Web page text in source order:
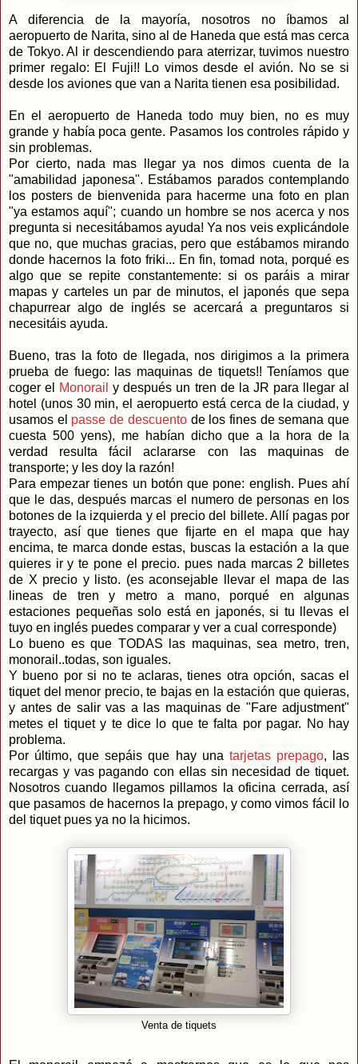
A diferencia de la mayoría, nosotros no íbamos al
aeropuerto de Narita, sino al de Haneda que está mas cerca
de Tokyo. Al ir descendiendo para aterrizar, tuvimos nuestro
primer regalo: El Fuji!! Lo vimos desde el avión. No se si
desde los aviones que van a Narita tienen esa posibilidad.
En el aeropuerto de Haneda todo muy bien, no es muy
grande y había poca gente. Pasamos los controles rápido y
sin problemas.
Por cierto, nada mas llegar ya nos dimos cuenta de la
"amabilidad japonesa". Estábamos parados contemplando
los posters de bienvenida para hacerme una foto en plan
"ya estamos aquí"; cuando un hombre se nos acerca y nos
pregunta si necesitábamos ayuda! Ya nos veis explicándole
que no, que muchas gracias, pero que estábamos mirando
donde hacernos la foto friki... En fin, tomad nota, porqué es
algo que se repite constantemente: si os paráis a mirar
mapas y carteles un par de minutos, el japonés que sepa
chapurrear algo de inglés se acercará a preguntaros si
necesitáis ayuda.
Bueno, tras la foto de llegada, nos dirigimos a la primera
prueba de fuego: las maquinas de tiquets!! Teníamos que
coger el
Monorail y después un tren de la JR para llegar al
hotel (unos 30 min, el aeropuerto está cerca de la ciudad, y
usamos el passe de descuentode los fines de semana que
cuesta 500 yens), me habían dicho que a la hora de la
verdad resulta fácil aclararse con las maquinas de
transporte; y les doy la razón!
Para empezar tienes un botón que pone: english. Pues ahí
que le das, después marcas el numero de personas en los
botones de la izquierda y el precio del billete. Allí pagas por
trayecto, así que tienes que fijarte en el mapa que hay
encima, te marca donde estas, buscas la estación a la que
quieres ir y te pone el precio. pues nada marcas 2 billetes
de X precio y listo. (es aconsejable llevar el mapa de las
lineas de tren y metro a mano, porqué en algunas
estaciones pequeñas solo está en japonés, si tu llevas el
tuyo en inglés puedes comparar y ver a cual corresponde)
Lo bueno es que TODAS las maquinas, sea metro, tren,
monorail..todas, son iguales.
Y bueno por si no te aclaras, tienes otra opción, sacas el
tiquet del menor precio, te bajas en la estación que quieras,
y antes de salir vas a las maquinas de "Fare adjustment"
metes el tiquet y te dice lo que te falta por pagar. No hay
problema.
Por último, que sepáis que hay una tarjetas prepago, las
recargas y vas pagando con ellas sin necesidad de tiquet.
Nosotros cuando llegamos pillamos la oficina cerrada, así
que pasamos de hacernos la prepago, y como vimos fácil lo
del tiquet pues ya no la hicimos.
Venta de tiquets